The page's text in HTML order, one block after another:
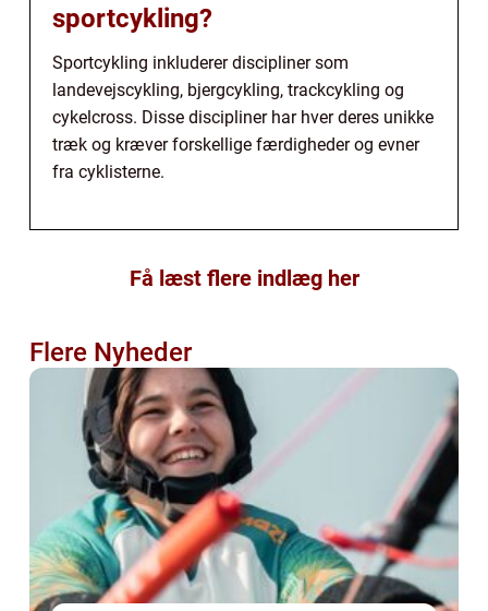
sportcykling?
Sportcykling inkluderer discipliner som
landevejscykling, bjergcykling, trackcykling og
cykelcross. Disse discipliner har hver deres unikke
træk og kræver forskellige færdigheder og evner
fra cyklisterne.
Få læst flere indlæg her
Flere Nyheder